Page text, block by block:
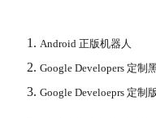
Android 正版机器人
Google Developers 定制
Google Develoeprs 定制